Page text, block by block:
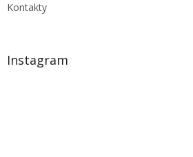
Kontakty
Instagram